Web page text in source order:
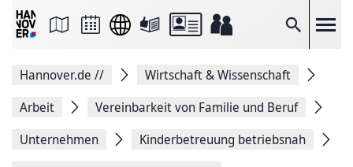
Suche
Seite
Facebook
teilen
Seitenlink
Hannover.de //
Wirtschaft & Wissenschaft
Arbeit
Vereinbarkeit von Familie und Beruf
Unternehmen
Kinderbetreuung betriebsnah